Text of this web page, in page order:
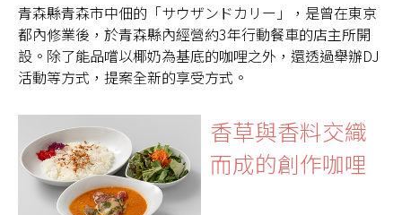
青森縣青森市中佃的「サウザンドカリー」，是曾在東京
都內修業後，於青森縣內經營約3年行動餐車的店主所開
設。除了能品嚐以椰奶為基底的咖哩之外，還透過舉辦DJ
活動等方式，提案全新的享受方式。
香草與香料交織
而成的創作咖哩